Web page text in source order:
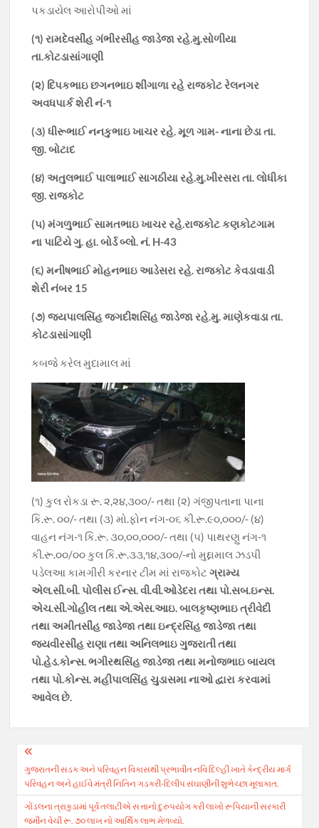
પકડાયેલ આરોપીઓ માં
(૧) રામદેવસીંહ ગંભીરસીંહ જાડેજા રહે.મુ.સોળીયા
તા.કોટડાસાંગાણી
(૨) દિપકભાઇ છગનભાઇ શીંગાળા રહે રાજકોટ રેલનગર
અવધપાર્ક શેરી નં-૧
(૩) ધીરૂભાઈ નનકુભાઇ ખાચર રહે. મૂળ ગામ- નાના છેડા તા.
જી. બોટાદ
(૪) અતુલભાઈ પાલાભાઈ સાગઠીયા રહે.મુ.ખીરસરા તા. લોધીકા
જી. રાજકોટ
(૫) મંગળુભાઈ સામતભાઇ ખાચર રહે.રાજકોટ કણકોટગામ
ના પાટિયે ગુ. હા. બોર્ડ બ્લો. નં. H-43
(૬) મનીષભાઈ મોહનભાઇ આડેસરા રહે. રાજકોટ કેવડાવાડી
શેરી નંબર 15
(૭) જયપાલસિંહ જગદીશસિંહ જાડેજા રહે.મુ. માણેકવાડા તા.
કોટડાસાંગાણી
કબજે કરેલ મુદામાલ માં
(૧) કુલ રોકડા રૂ. ૨,૨૪,૩૦૦/- તથા (૨) ગંજીપતાના પાના
કિ.રૂ. ૦૦/- તથા (૩) મો.ફોન નંગ-૦૬ કી.રૂ.૯૦,૦૦૦/- (૪)
વાહન નંગ-૧ કિ.રૂ. ૩૦,૦૦,૦૦૦/- તથા (૫) પાથરણુ નંગ-૧
કી.રૂ.૦૦/૦૦ કુલ કિ.રૂ.૩૩,૧૪,૩૦૦/-નો મુદ્દામાલ ઝડપી
પડેલઆ કામગીરી કરનાર ટીમ માં રાજકોટગ્રામ્ય
એલ.સી.બી. પોલીસ ઈન્સ. વી.વી.ઓડેદરા તથા પો.સબ.ઇન્સ.
એચ.સી.ગોહીલ તથા એ.એસ.આઇ. બાલકૃષ્ણભાઇ ત્રીવેદી
તથા અમીતસીંહ જાડેજા તથા ઇન્દ્રસિંહ જાડેજા તથા
જયવીરસીંહ રાણા તથા અનિલભાઇ ગુજરાતી તથા
પો.હેડ.કોન્સ. ભગીરથસિંહ જાડેજા તથા મનોજભાઇ બાયલ
તથા પો.કોન્સ. મહીપાલસિંહ ચુડાસમા નાઓ દ્વારા કરવામાં
આવેલ છે.
Post
navigation
ગુજરાતની સડક અને પરિવહન વિકાસથી પ્રભાવીત નવિ દિલ્હી ખાતે કેન્દ્રીય માર્ગ
પરિવહન અને હાઈવે મંત્રી નિતિન ગડકરી-દિલીપ સંઘાણીની શુભેચ્છા મૂલાકાત.
ગોંડલના ત્રાકુડામાં પૂર્વ તલાટીએ સત્તાનો દુરુપયોગ કરી લાખો રૂપિયાની સરકારી
જમીન વેચી રૂ. ૭૦ લાખ નો આર્થિક લાભ મેળવ્યો.